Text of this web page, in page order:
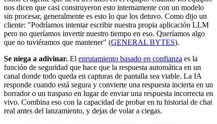
nos dicen que casi construyeron esto internamente con un modelo
sin procesar, generalmente es esto lo que los detuvo. Como dijo un
cliente: "Podríamos intentar escribir nuestra propia aplicación LLM
pero no queríamos invertir nuestro tiempo en eso. Queríamos algo
que no tuviéramos que mantener" (GENERAL BYTES).
Se niega a adivinar. El enrutamiento basado en confianza es la
función de seguridad que hace que la respuesta automática en un
canal donde todo queda en capturas de pantalla sea viable. La IA
responde cuando está segura y convierte una respuesta incierta en un
borrador o un traspaso en lugar de enviar una respuesta incorrecta en
vivo. Combina eso con la capacidad de probar en tu historial de chat
real antes del lanzamiento, y dejas de volar a ciegas.